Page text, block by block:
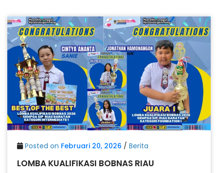
Posted on Februari 20, 2026 / Berita
LOMBA KUALIFIKASI BOBNAS RIAU